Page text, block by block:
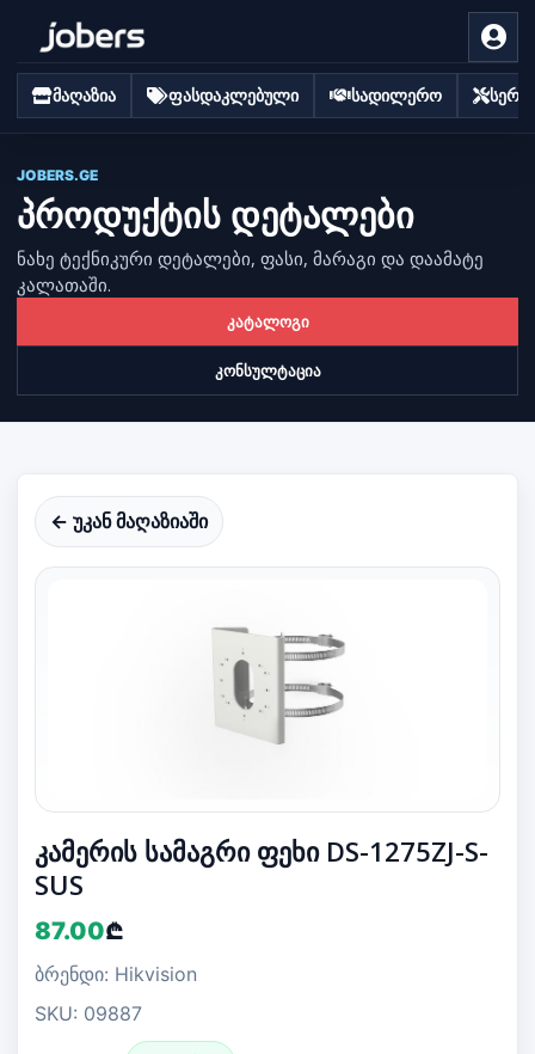
მაღაზია ფასდაკლებული სადილერო
JOBERS.GE
პროდუქტის დეტალები
ნახე ტექნიკური დეტალები, ფასი, მარაგი და დაამატე
კალათაში.
კატალოგი
კონსულტაცია
← უკან მაღაზიაში
კამერის სამაგრი ფეხი DS-1275ZJ-S-
SUS
87.00₾
ბრენდი: Hikvision
SKU: 09887